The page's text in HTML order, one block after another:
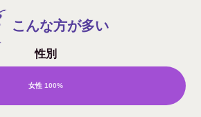
こんな方が多い
性別
女性 100% 男